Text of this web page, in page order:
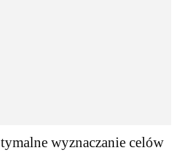
wyznaczanie celów